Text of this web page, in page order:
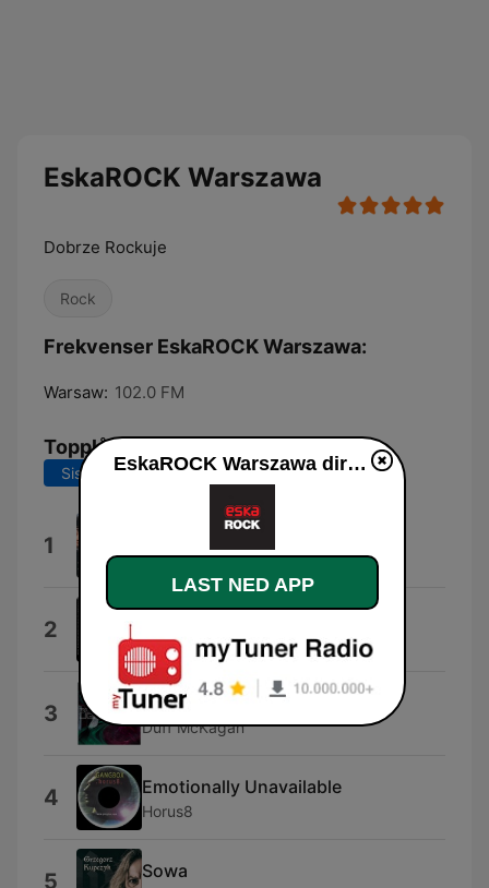
EskaROCK Warszawa
Dobrze Rockuje
Rock
Frekvenser EskaROCK Warszawa:
Warsaw: 102.0 FM
Topplåter
Siste 7 dager Siste 30 dager
1 I'm Alright
The Rolling Stones
2 Katarzyna Nosowska
3 Hope
Duff McKagan
4 Emotionally Unavailable
Horus8
5 Sowa
EskaROCK Warszawa direkte
LAST NED APP